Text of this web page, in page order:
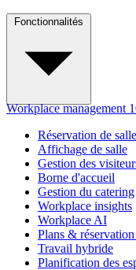
Workplace management
Réservation de
Affichage de salle
Gestion des
Borne d'accueil
Gestion du catering
Workplace insights
Workplace AI
Plans &
Travail hybride
Planification des